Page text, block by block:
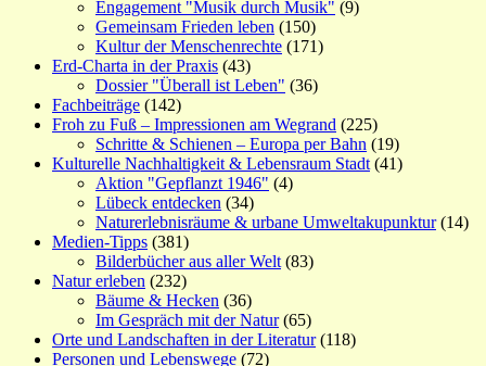
Engagement "Musik durch Musik" (9)
Gemeinsam Frieden leben (150)
Kultur der Menschenrechte (171)
Erd-Charta in der Praxis (43)
Dossier "Überall ist Leben" (36)
Fachbeiträge (142)
Froh zu Fuß – Impressionen am Wegrand (225)
Schritte & Schienen – Europa per Bahn (19)
Kulturelle Nachhaltigkeit & Lebensraum Stadt (41)
Aktion "Gepflanzt 1946" (4)
Lübeck entdecken (34)
Naturerlebnisräume & urbane Umweltakupunktur(14)
Medien-Tipps (381)
Bilderbücher aus aller Welt (83)
Natur erleben (232)
Bäume & Hecken (36)
Im Gespräch mit der Natur(65)
Orte und Landschaften in der Literatur(118)
Personen und Lebenswege (72)